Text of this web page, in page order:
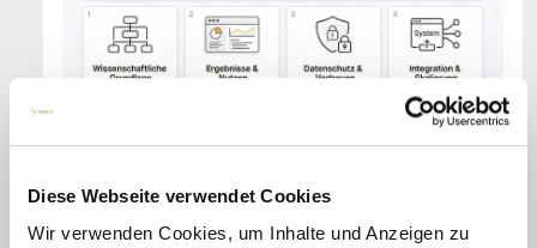
Diese Webseite verwendet Cookies
Wir verwenden Cookies, um Inhalte und Anzeigen zu
Infografik padaCura